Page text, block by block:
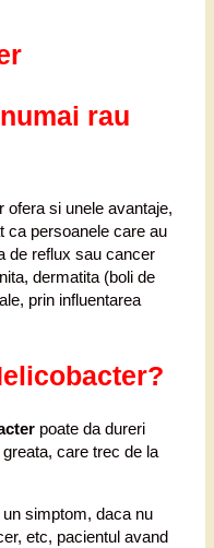
rau
ofera si unele avantaje,
ca persoanele care au
de reflux sau cancer
dermatita (boli de
prin influentarea
poate da dureri
care trec de la
un simptom, daca nu
etc, pacientul avand